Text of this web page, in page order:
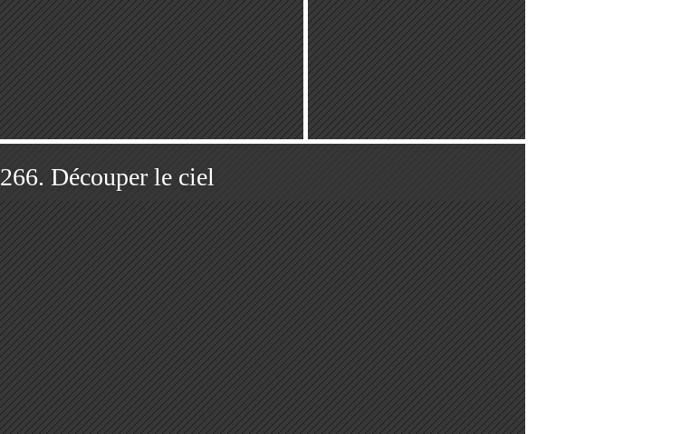
266. Découper le ciel